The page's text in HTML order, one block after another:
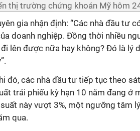
thị trường chứng khoán Mỹ hôm
gia nhận định: “Các nhà đầu tư
doanh nghiệp. Đồng thời nhiều
lên được nữa hay không? Đó là lý
đó, các nhà đầu tư tiếp tục theo
trái phiếu kỳ hạn 10 năm đang
suất này vượt 3%, một ngưỡng tâm
qua.